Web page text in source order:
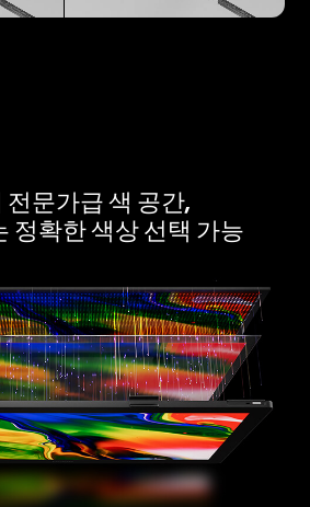
전문가급 색 공간,
정확한 색상 선택 가능